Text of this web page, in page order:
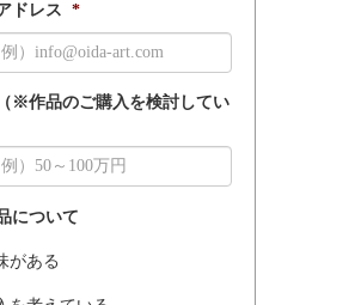
ドレス *
※作品のご購入を検討してい
について
がある